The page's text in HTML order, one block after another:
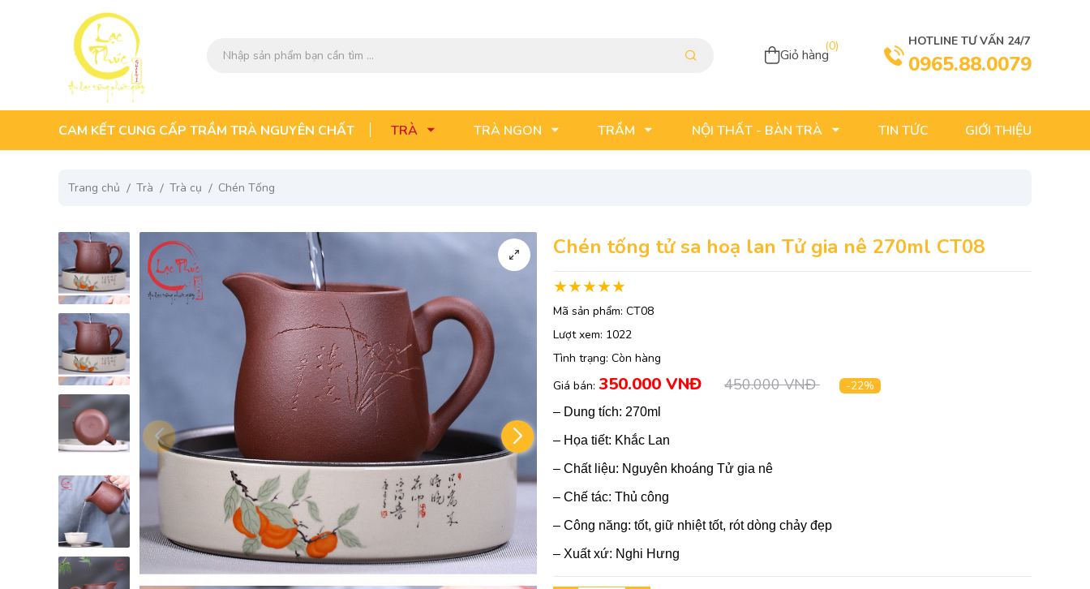
Giỏ hàng
(0) HOTLINE TƯ VẤN 24/7
0965.88.0079
CAM KẾT CUNG CẤP TRẦM TRÀ NGUYÊN CHẤT TRÀ TRÀ NGON TRẦM NỘI THẤT - BÀN TRÀ TIN TỨC GIỚI THIỆU
Trang chủ Trà Trà cụ Chén Tống
Chén tống tử sa hoạ lan Tử gia nê 270ml CT08
Mã sản phẩm: CT08
Lượt xem: 1022
Tình trạng: Còn hàng
Giá bán: 350.000 VNĐ 450.000 VNĐ -22%
– Dung tích: 270ml
– Họa tiết: Khắc Lan
– Chất liệu: Nguyên khoáng Tử gia nê
– Chế tác: Thủ công
– Công năng: tốt, giữ nhiệt tốt, rót dòng chảy đẹp
– Xuất xứ: Nghi Hưng